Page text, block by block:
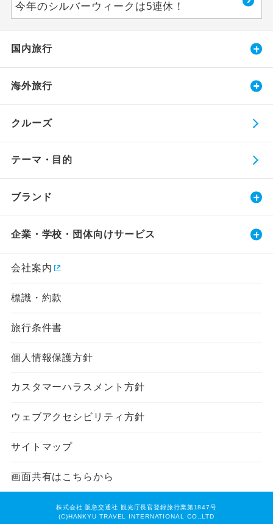
今年のシルバーウィークは5連休！
国内旅行
海外旅行
クルーズ
テーマ・目的
ブランド
企業・学校・団体向けサービス
会社案内
標識・約款
旅行条件書
個人情報保護方針
カスタマーハラスメント方針
ウェブアクセシビリティ方針
サイトマップ
画面共有はこちらから
株式会社 阪急交通社 観光庁長官登録旅行業第1847号
(C)HANKYU TRAVEL INTERNATIONAL CO.,LTD